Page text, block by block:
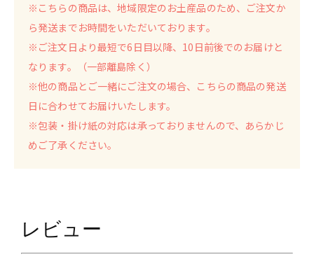
※こちらの商品は、地域限定のお土産品のため、ご注文か
ら発送までお時間をいただいております。
※ご注文日より最短で6日目以降、10日前後でのお届けと
なります。（一部離島除く）
※他の商品とご一緒にご注文の場合、こちらの商品の発送
日に合わせてお届けいたします。
※包装・掛け紙の対応は承っておりませんので、あらかじ
めご了承ください。
レビュー